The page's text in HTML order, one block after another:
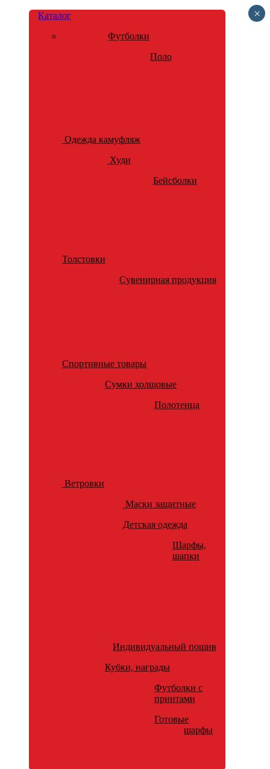
Каталог
Футболки
Поло
Одежда камуфляж
Худи
Бейсболки
Толстовки
Сувенирная продукция
Спортивные товары
Сумки холщовые
Полотенца
Ветровки
Маски защитные
Детская одежда
Шарфы,
шапки
Индивидуальный пошив
Кубки, награды
Футболки с
принтами
Готовые
шарфы
×